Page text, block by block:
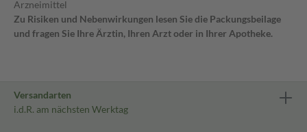
Arzneimittel
Zu Risiken und Nebenwirkungen lesen Sie die Packungsbeilage
und fragen Sie Ihre Ärztin, Ihren Arzt oder in Ihrer Apotheke.
Versandarten
i.d.R. am nächsten Werktag